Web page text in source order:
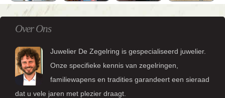
Over Ons
Juwelier De Zegelring is gespecialiseerd juwelier.
Onze specifieke kennis van zegelringen,
familiewapens en tradities garandeert een sieraad
dat u vele jaren met plezier draagt.